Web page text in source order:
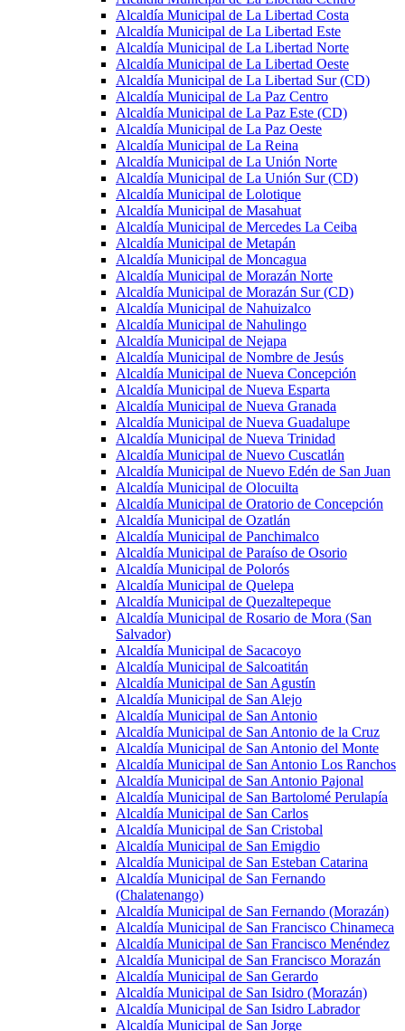
Alcaldía Municipal de La Libertad Costa
Alcaldía Municipal de La Libertad Este
Alcaldía Municipal de La Libertad Norte
Alcaldía Municipal de La Libertad Oeste
Alcaldía Municipal de La Libertad Sur (CD)
Alcaldía Municipal de La Paz Centro
Alcaldía Municipal de La Paz Este (CD)
Alcaldía Municipal de La Paz Oeste
Alcaldía Municipal de La Reina
Alcaldía Municipal de La Unión Norte
Alcaldía Municipal de La Unión Sur (CD)
Alcaldía Municipal de Lolotique
Alcaldía Municipal de Masahuat
Alcaldía Municipal de Mercedes La Ceiba
Alcaldía Municipal de Metapán
Alcaldía Municipal de Moncagua
Alcaldía Municipal de Morazán Norte
Alcaldía Municipal de Morazán Sur (CD)
Alcaldía Municipal de Nahuizalco
Alcaldía Municipal de Nahulingo
Alcaldía Municipal de Nejapa
Alcaldía Municipal de Nombre de Jesús
Alcaldía Municipal de Nueva Concepción
Alcaldía Municipal de Nueva Esparta
Alcaldía Municipal de Nueva Granada
Alcaldía Municipal de Nueva Guadalupe
Alcaldía Municipal de Nueva Trinidad
Alcaldía Municipal de Nuevo Cuscatlán
Alcaldía Municipal de Nuevo Edén de San Juan
Alcaldía Municipal de Olocuilta
Alcaldía Municipal de Oratorio de Concepción
Alcaldía Municipal de Ozatlán
Alcaldía Municipal de Panchimalco
Alcaldía Municipal de Paraíso de Osorio
Alcaldía Municipal de Polorós
Alcaldía Municipal de Quelepa
Alcaldía Municipal de Quezaltepeque
Alcaldía Municipal de Rosario de Mora (San
Salvador)
Alcaldía Municipal de Sacacoyo
Alcaldía Municipal de Salcoatitán
Alcaldía Municipal de San Agustín
Alcaldía Municipal de San Alejo
Alcaldía Municipal de San Antonio
Alcaldía Municipal de San Antonio de la Cruz
Alcaldía Municipal de San Antonio del Monte
Alcaldía Municipal de San Antonio Los Ranchos
Alcaldía Municipal de San Antonio Pajonal
Alcaldía Municipal de San Bartolomé Perulapía
Alcaldía Municipal de San Carlos
Alcaldía Municipal de San Cristobal
Alcaldía Municipal de San Emigdio
Alcaldía Municipal de San Esteban Catarina
Alcaldía Municipal de San Fernando
(Chalatenango)
Alcaldía Municipal de San Fernando (Morazán)
Alcaldía Municipal de San Francisco Chinameca
Alcaldía Municipal de San Francisco Menéndez
Alcaldía Municipal de San Francisco Morazán
Alcaldía Municipal de San Gerardo
Alcaldía Municipal de San Isidro (Morazán)
Alcaldía Municipal de San Isidro Labrador
Alcaldía Municipal de San Jorge